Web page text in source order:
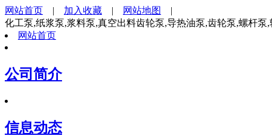
网站首页 | 加入收藏 | 网站地图
|
化工泵,纸浆泵,浆料泵,真空出料齿轮泵,导热油泵,齿轮泵,螺杆
网站首页
公司简介
信息动态